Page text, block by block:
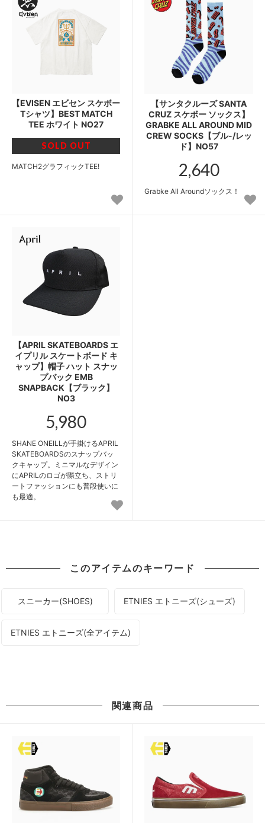
【EVISEN エビセン スケボー
Tシャツ】BEST MATCH
TEE ホワイト NO27
SOLD OUT
MATCH2グラフィックTEE!
【サンタクルーズ SANTA
CRUZ スケボー ソックス】
GRABKE ALL AROUND MID
CREW SOCKS【ブル-/レッ
ド】NO57
2,640
Grabke All Aroundソックス！
【APRIL SKATEBOARDS エ
イプリル スケートボード キ
ャップ】帽子 ハット スナッ
プバック EMB
SNAPBACK【ブラック】
NO3
5,980
SHANE ONEILLが手掛けるAPRIL
SKATEBOARDSのスナップバッ
クキャップ。ミニマルなデザイン
にAPRILのロゴが際立ち、ストリ
ートファッションにも普段使いに
も最適。
このアイテムのキーワード
スニーカー(SHOES) ETNIES エトニーズ(シューズ)
ETNIES エトニーズ(全アイテム)
関連商品